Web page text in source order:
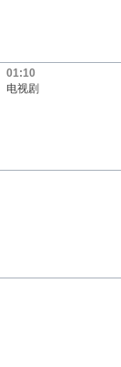
01:10
电视剧